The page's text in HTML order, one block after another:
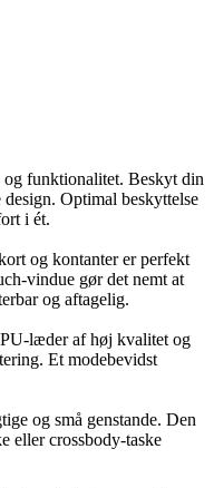
og funktionalitet. Beskyt din
Optimal beskyttelse
i ét.
og kontanter er perfekt
vindue gør det nemt at
og aftagelig.
læder af høj kvalitet og
Et modebevidst
og små genstande. Den
eller crossbody-taske